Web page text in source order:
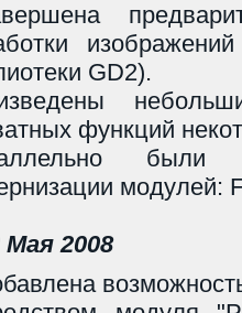
GD2).
функций
были
модулей:
Мая 2008